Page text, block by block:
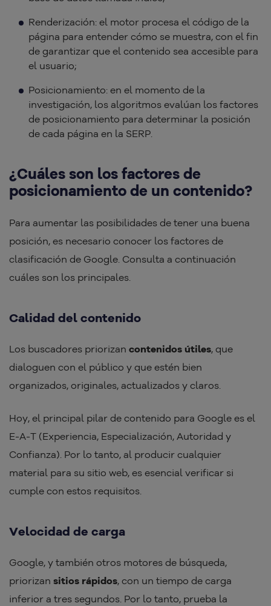
Renderización: el motor procesa el código de la
página para entender cómo se muestra, con el fin
de garantizar que el contenido sea accesible para
el usuario;
Posicionamiento: en el momento de la
investigación, los algoritmos evalúan los factores
de posicionamiento para determinar la posición
de cada página en la SERP.
¿Cuáles son los factores de
posicionamiento de un contenido?
Para aumentar las posibilidades de tener una buena
posición, es necesario conocer los factores de
clasificación de Google. Consulta a continuación
cuáles son los principales.
Calidad del contenido
Los buscadores priorizan contenidos útiles, que
dialoguen con el público y que estén bien
organizados, originales, actualizados y claros.
Hoy, el principal pilar de contenido para Google es el
E-A-T (Experiencia, Especialización, Autoridad y
Confianza). Por lo tanto, al producir cualquier
material para su sitio web, es esencial verificar si
cumple con estos requisitos.
Velocidad de carga
Google, y también otros motores de búsqueda,
priorizan sitios rápidos, con un tiempo de carga
inferior a tres segundos. Por lo tanto, prueba la